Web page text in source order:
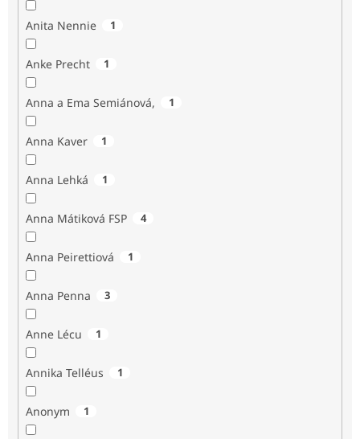
Anita Nennie 1
Anke Precht 1
Anna a Ema Semiánová, 1
Anna Kaver 1
Anna Lehká 1
Anna Mátiková FSP 4
Anna Peirettiová 1
Anna Penna 3
Anne Lécu 1
Annika Telléus 1
Anonym 1